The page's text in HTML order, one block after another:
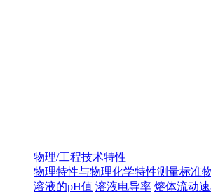
物理/工程技术特性
物理特性与物理化学特性测量标准
溶液的pH值 溶液电导率 熔体流动